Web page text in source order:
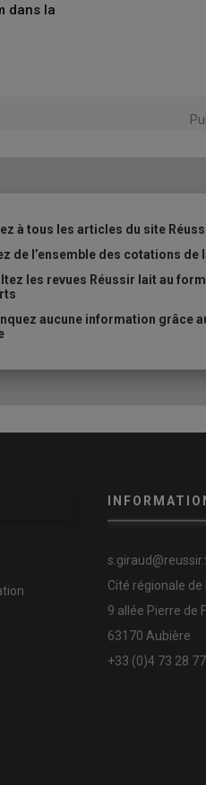
dans la
à tous les articles du site
de l’ensemble des cotations de
les revues Réussir lait au
aucune information grâce
Cité régionale de
9 allée Pierre de
63170 Aubière
+33 (0)4 73 28